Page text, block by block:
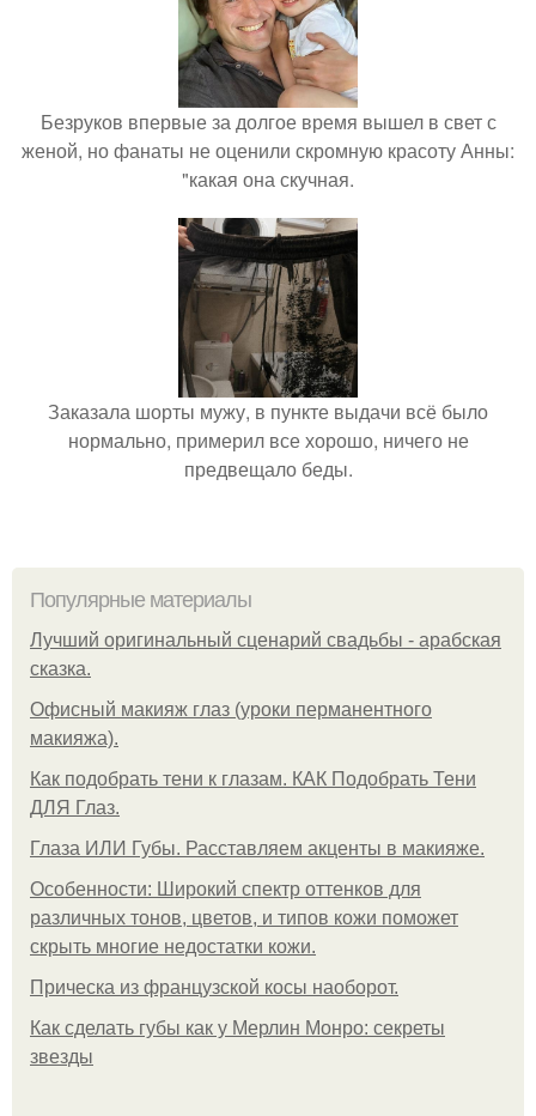
Безруков впервые за долгое время вышел в свет с
женой, но фанаты не оценили скромную красоту Анны:
"какая она скучная.
Заказала шорты мужу, в пункте выдачи всё было
нормально, примерил все хорошо, ничего не
предвещало беды.
Популярные материалы
Лучший оригинальный сценарий свадьбы - арабская
сказка.
Офисный макияж глаз (уроки перманентного
макияжа).
Как подобрать тени к глазам. КАК Подобрать Тени
ДЛЯ Глаз.
Глаза ИЛИ Губы. Расставляем акценты в макияже.
Особенности: Широкий спектр оттенков для
различных тонов, цветов, и типов кожи поможет
скрыть многие недостатки кожи.
Прическа из французской косы наоборот.
Как сделать губы как у Мерлин Монро: секреты
звезды